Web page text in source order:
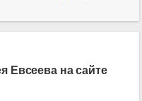
Евсеева на сайте